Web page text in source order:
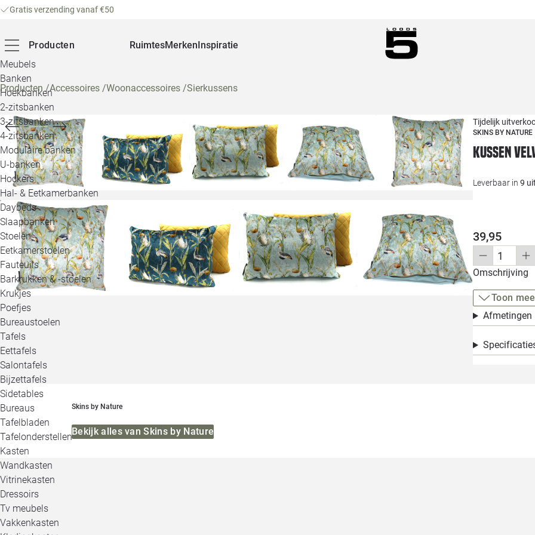
Gratis verzending vanaf €50
Producten
Meubels
Banken
Hoekbanken
2-zitsbanken
3-zitsbanken
4-zitsbanken
Modulaire banken
U-banken
Hockers
Hal- & Eetkamerbanken
Daybeds
Slaapbanken
Stoelen
Eetkamerstoelen
Fauteuils
Barkrukken & -stoelen
Krukjes
Poefjes
Bureaustoelen
Tafels
Eettafels
Salontafels
Bijzettafels
Sidetables
Bureaus
Tafelbladen
Tafelonderstellen
Kasten
Wandkasten
Vitrinekasten
Dressoirs
Tv meubels
Vakkenkasten
RuimtesMerkenInspiratie
Producten/Accessoires /Woonaccessoires /Sierkussens
Tijdelijk
SKINS BY NATURE
Kussen
Leverbaar in 9
39,95
Omschrijving
Toon
Afmetingen
Skins by Nature
Bekijk alles van Skins by Nature